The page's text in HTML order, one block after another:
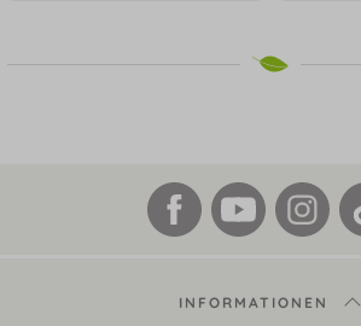
INFORMATIONEN